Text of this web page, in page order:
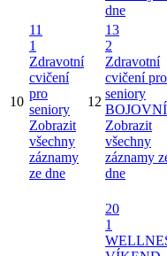
dne
10
11
1
Zdravotní
cvičení
pro
seniory
Zobrazit
všechny
záznamy
ze dne
12
13
2
Zdravotní
cvičení pro
seniory
Zobrazit
všechny
záznamy
dne
20
1